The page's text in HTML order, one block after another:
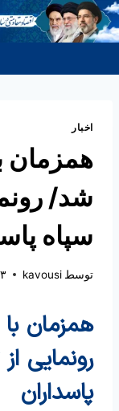
اخبار
همزمان
شد/
سپاه
توسط kavousi ۳ آذر ۱۴۰۲
همزمان
رونمایی
پاسداران